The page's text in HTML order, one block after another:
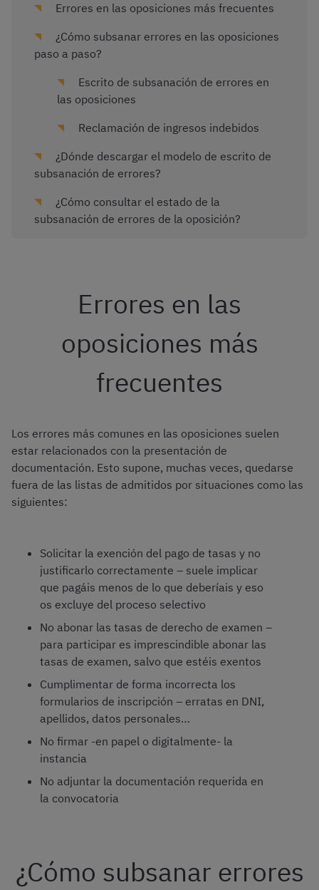
Errores en las oposiciones más frecuentes
¿Cómo subsanar errores en las oposiciones
paso a paso?
Escrito de subsanación de errores en
las oposiciones
Reclamación de ingresos indebidos
¿Dónde descargar el modelo de escrito de
subsanación de errores?
¿Cómo consultar el estado de la
subsanación de errores de la oposición?
Errores en las
oposiciones más
frecuentes
Los errores más comunes en las oposiciones suelen
estar relacionados con la presentación de
documentación. Esto supone, muchas veces, quedarse
fuera de las listas de admitidos por situaciones como las
siguientes:
Solicitar la exención del pago de tasas y no
justificarlo correctamente – suele implicar
que pagáis menos de lo que deberíais y eso
os excluye del proceso selectivo
No abonar las tasas de derecho de examen –
para participar es imprescindible abonar las
tasas de examen, salvo que estéis exentos
Cumplimentar de forma incorrecta los
formularios de inscripción – erratas en DNI,
apellidos, datos personales…
No firmar -en papel o digitalmente- la
instancia
No adjuntar la documentación requerida en
la convocatoria
¿Cómo subsanar errores